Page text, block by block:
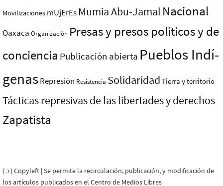
Movilizaciones mUjErEs Mumia Abu-Jamal Nacional
Oaxaca Organización Presas y presos polí­ticos y de
conciencia Publicación abierta Pueblos Indí­
genasRepresión Resistencia Solidaridad Tierra y territorio
Tácticas represivas de las libertades y derechos
Zapatista
( ɔ ) Copyleft | Se permite la recirculación, publicación, y modificación de
los artículos publicados en el Centro de Medios Libres